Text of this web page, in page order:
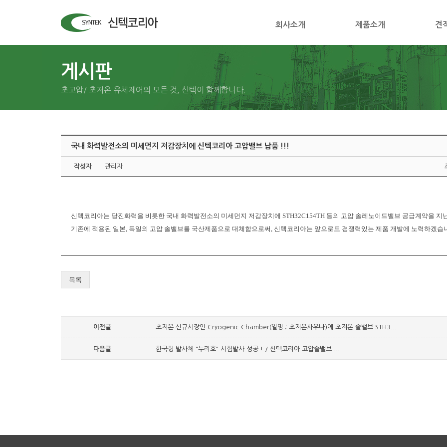
회사소개 제품소개 견
게시판
초고압/ 초저온 유체제어의 모든 것, 신텍이 함께합니다.
국내 화력발전소의 미세먼지 저감장치에 신텍코리아 고압밸브 납품 !!!
작성자 관리자
신텍코리아는 당진화력을 비롯한 국내 화력발전소의 미세먼지 저감장치에 STH32C154TH 등의 고압 솔레노이드밸브 공급계약을 지
기존에 적용된 일본, 독일의 고압 솔밸브를 국산제품으로 대체함으로써, 신텍코리아는 앞으로도 경쟁력있는 제품 개발에 노력하겠습
목록
이전글 초저온 신규시장인 Cryogenic Chamber(일명 ; 초저온사우나)에 초저온 솔밸브 STH3...
다음글 한국형 발사체 "누리호" 시험발사 성공 ! / 신텍코리아 고압솔밸브 ...